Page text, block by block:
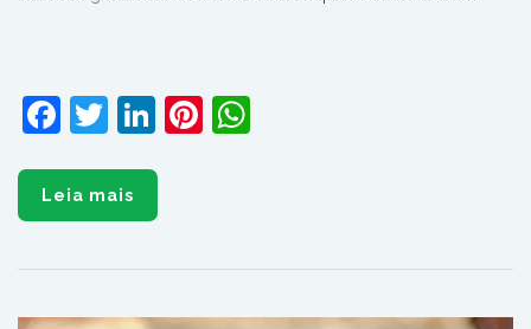
Facebook
Twitter
LinkedIn
Pinterest
Leia mais